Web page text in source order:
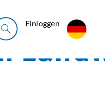
Ein­log­gen